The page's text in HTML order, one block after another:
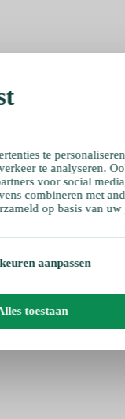
te
te analyseren.
voor social
combineren met
op basis van
aanpassen
toestaan